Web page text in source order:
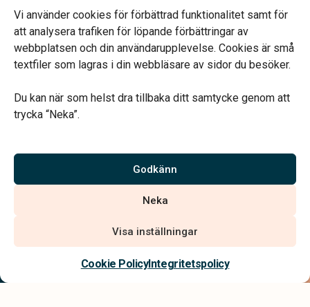
Vi använder cookies för förbättrad funktionalitet samt för
att analysera trafiken för löpande förbättringar av
webbplatsen och din användarupplevelse. Cookies är små
textfiler som lagras i din webbläsare av sidor du besöker.
Du kan när som helst dra tillbaka ditt samtycke genom att
trycka “Neka”.
Godkänn
Neka
Visa inställningar
Cookie PolicyIntegritetspolicy
Kontakta oss
Kontoret bemannas enligt telefonöverenskommelse
Vårt systerbolag Verahill hjälper dig med familjejuridiken –
Vi är auktoriserade av Sveriges Begravningsbyråers Förbund och
har högt ställda krav på utbildning, kvalitet, miljö och arbetsmiljö.